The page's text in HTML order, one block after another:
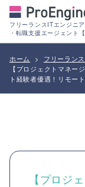
フリーランスITエンジニ
・転職支援エージェント
ホーム > フリーラン
【プロジェクトマネ
ト経験者優遇！リモー
【プロジ